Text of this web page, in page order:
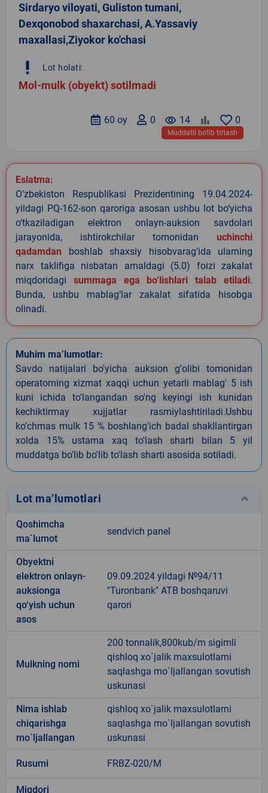
Sirdaryo viloyati, Guliston tumani,
Dexqonobod shaxarchasi, A.Yassaviy
maxallasi,Ziyokor ko'chasi
priority_high Lot holati:
Mol-mulk (obyekt) sotilmadi
0
remove_red_eye 14
0
60 oy
Muddatli bo‘lib to‘lash
Eslatma:
O‘zbekiston Respublikasi Prezidentining 19.04.2024-
yildagi PQ-162-son qaroriga asosan ushbu lot bo‘yicha
o‘tkaziladigan elektron onlayn-auksion savdolari
jarayonida, ishtirokchilar tomonidan uchinchi
qadamdan boshlab shaxsiy hisobvarag‘ida ularning
narx taklifiga nisbatan amaldagi (5.0) foizi zakalat
miqdoridagi summaga ega bo‘lishlari talab etiladi.
Bunda, ushbu mablag‘lar zakalat sifatida hisobga
olinadi.
Muhim ma’lumotlar:
Savdo natijalari bo'yicha auksion g'olibi tomonidan
operatorning xizmat xaqqi uchun yetarli mablag' 5 ish
kuni ichida to'langandan so'ng keyingi ish kunidan
kechiktirmay xujjatlar rasmiylashtiriladi.Ushbu
ko'chmas mulk 15 % boshlang'ich badal shakllantirgan
xolda 15% ustama xaq to'lash sharti bilan 5 yil
muddatga bo'lib bo'lib to'lash sharti asosida sotiladi.
Lot ma’lumotlari keyboard_arrow_down
Qoshimcha
ma`lumot
sendvich panel
Obyektni
elektron onlayn-
auksionga
qo‘yish uchun
asos
09.09.2024 yildagi №94/11
''Turonbank" ATB boshqaruvi
qarori
Mulkning nomi
200 tonnalik,800kub/m sigimli
qishloq xo`jalik maxsulotlarni
saqlashga mo`ljallangan sovutish
uskunasi
Nima ishlab
chiqarishga
mo`ljallangan
qishloq xo`jalik maxsulotlarni
saqlashga mo`ljallangan sovutish
uskunasi
Rusumi FRBZ-020/M
Miqdori